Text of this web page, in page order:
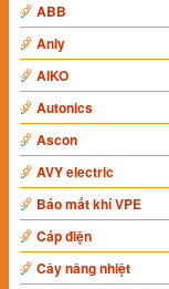
ABB
Anly
AIKO
Autonics
Ascon
AVY electric
Báo mất khí VPE
Cáp điện
Cây nâng nhiệt